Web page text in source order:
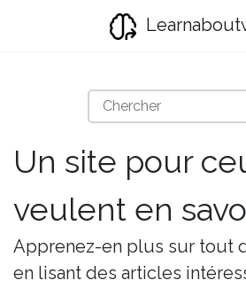
Un site pour
veulent en
Apprenez-en plus sur tout
en lisant des articles